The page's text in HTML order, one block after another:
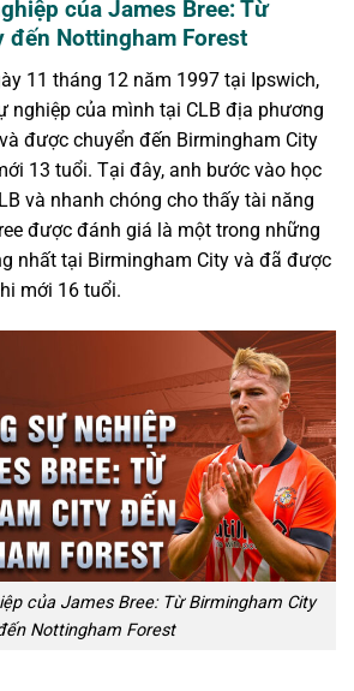
của James Bree: Từ
đến Nottingham Forest
11 tháng 12 năm 1997 tại Ipswich,
nghiệp của mình tại CLB địa phương
được chuyển đến Birmingham City
13 tuổi. Tại đây, anh bước vào học
và nhanh chóng cho thấy tài năng
được đánh giá là một trong những
nhất tại Birmingham City và đã được
mới 16 tuổi.
của James Bree: Từ Birmingham City
Nottingham Forest